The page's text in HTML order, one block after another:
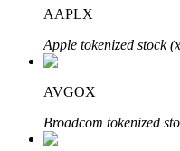
Naucz się stakingu
Dowiedz się, jak
Bitrue
AAPLX
Apple tokenized stock
AVGOX
Broadcom tokenized